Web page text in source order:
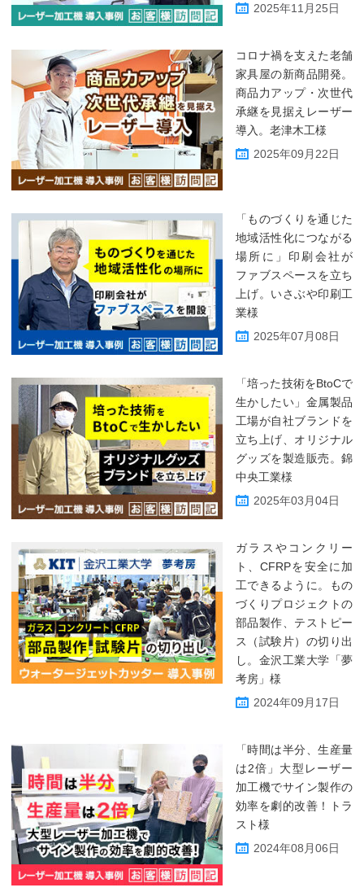
2025年11月25日
コロナ禍を支えた老舗
家具屋の新商品開発。
商品力アップ・次世代
承継を見据えレーザー
導入。老津木工様
2025年09月22日
「ものづくりを通じた
地域活性化につながる
場所に」印刷会社が
ファブスペースを立ち
上げ。いさぶや印刷工
業様
2025年07月08日
「培った技術をBtoCで
生かしたい」金属製品
工場が自社ブランドを
立ち上げ、オリジナル
グッズを製造販売。錦
中央工業様
2025年03月04日
ガラスやコンクリー
ト、CFRPを安全に加
工できるように。もの
づくりプロジェクトの
部品製作、テストピー
ス（試験片）の切り出
し。金沢工業大学「夢
考房」様
2024年09月17日
「時間は半分、生産量
は2倍」大型レーザー
加工機でサイン製作の
効率を劇的改善！トラ
スト様
2024年08月06日